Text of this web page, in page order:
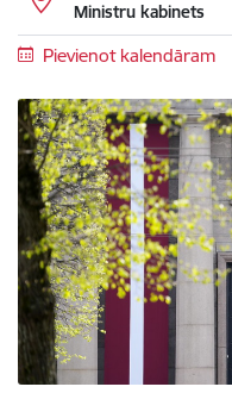
Ministru kabinets
Pievienot kalendāram